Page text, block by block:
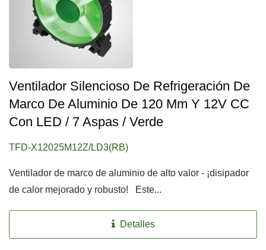
Ventilador Silencioso De Refrigeración De
Marco De Aluminio De 120 Mm Y 12V CC
Con LED / 7 Aspas / Verde
TFD-X12025M12Z/LD3(RB)
Ventilador de marco de aluminio de alto valor - ¡disipador
de calor mejorado y robusto! Este...
Detalles